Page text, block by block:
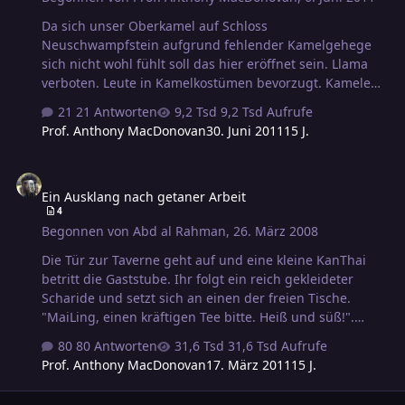
Halblinggourmet - unter Berücksichtigung aller
Sicherheitsmaßnahme…
Da sich unser Oberkamel auf Schloss
Neuschwampfstein aufgrund fehlender Kamelgehege
sich nicht wohl fühlt soll das hier eröffnet sein. Llama
verboten. Leute in Kamelkostümen bevorzugt. Kamele
21 Antworten
9,2 Tsd Aufrufe
Prof. Anthony MacDonovan30. Juni 2011 15 J.
Ein Ausklang nach getaner Arbeit
4
Begonnen vonAbd al Rahman,26. März 2008
Die Tür zur Taverne geht auf und eine kleine KanThai
betritt die Gaststube. Ihr folgt ein reich gekleideter
Scharide und setzt sich an einen der freien Tische.
"MaiLing, einen kräftigen Tee bitte. Heiß und süß!".
einen Blick in die Runde. "Was ein Tagt!" murmelt er,
bevor die kleine KanThai endlich den Tee vor ihm
absetzt.
80 Antworten
31,6 Tsd Aufrufe
Prof. Anthony MacDonovan17. März 2011 15 J.